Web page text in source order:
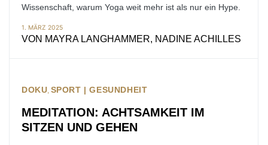
Wissenschaft, warum Yoga weit mehr ist als nur ein Hype.
1. MÄRZ 2025
VON MAYRA LANGHAMMER, NADINE ACHILLES
DOKU SPORT | GESUNDHEIT
MEDITATION: ACHTSAMKEIT IM
SITZEN UND GEHEN